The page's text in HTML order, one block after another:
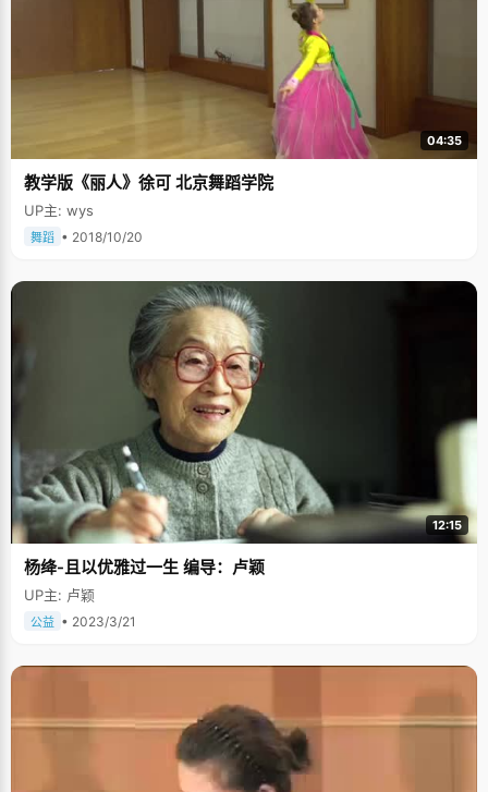
加声乐队，学过民族唱法，美声唱法，当时一位很著名的音乐老师觉得林婵
娟的音域很广，便破例以很优越的价格收林婵娟为徒，每天教她音乐和钢
琴。那段时间里，林婵娟一直做着音乐之梦，理想就是考上中央音乐学院，
爸爸妈妈也认为她会往这边走。后来因为去了新的教学区，没有自由时间去
老师那上音乐课了，林婵娟不得不放弃了音乐的梦想。 喜欢美少男。我怎么
也不会想到，眼前看起来非常理智和成熟的林婵娟居然也会跟很多十五六岁
的小女孩一样是个追星族，而且超级迷恋台湾的偶像剧，她最喜欢的偶像是
出演《花样少男少女》、《恶作剧之吻》等偶像剧的台湾美少男唐禹哲和汪
东城，"高考以后看了这些片子，觉得两个人好帅呀，便开始喜欢上他们，之
fans那样，偶尔去机场接机，去看他们的演唱会，歌迷见面会等等，但是林
婵娟的追星还是很理智的，不会像很多疯狂fans们那样拿着偶像的大头像牌
子在机场等，疯狂的叫，去鸣响下榻的酒店死守等等，她跟遍布大江南北的
十几个志同道合的fans一起，组成了一个特别的fans团："我们跟&lsquo;白
和工作方便要注意什么。比如来北京之前，我们会告诉他们要注意什么等
等。"林婵娟说自己曾经有过去做狗仔队的冲动，不过做记者倒是她一直以来
经历过一段青涩的爱情小插曲，"我妈妈应该不会看到这篇报道吧？"林婵娟
吐了吐舌头，俏皮的笑了起来，"只是很短暂的一段了，我们常一起出去看电
影，打游戏，看书，后来因为性格不合就分开了。"人们都说恋爱是大学的必
修课，林婵娟以过来人的语气表示不太赞同："爱情只是人生中很小的一部
分，不要整个人都被占据了，尤其是学习最重要的时候，"她还总是劝导身边
刚不如恋爱的朋友们"一定要坚持自己。" 对于以后，林婵娟想得还不是很
多，目标也未明确，现在能做的就是"好好学习，认真享受大学生活，四年光
阴不要虚度了。"大学是自由的乐园，梦想的摇篮，在这里，林婵娟可以做更
多自己喜欢的事情了，我想，她会很喜欢这样的生活。
04:35
教学版《丽人》徐可 北京舞蹈学院
UP主: wys
舞蹈 • 2018/10/20
12:15
杨绛-且以优雅过一生 编导：卢颖
UP主: 卢颖
公益 • 2023/3/21